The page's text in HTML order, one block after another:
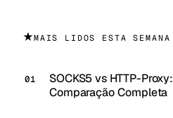
★MAIS LIDOS ESTA SEMANA
SOCKS5 vs HTTP-Proxy:
Comparação Completa